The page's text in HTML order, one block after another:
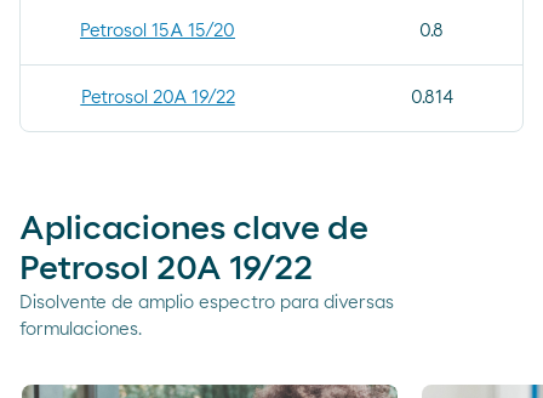
Petrosol 15A 15/20 0.8
Petrosol 20A 19/22 0.814
Aplicaciones clave de
Petrosol 20A 19/22
Disolvente de amplio espectro para diversas
formulaciones.